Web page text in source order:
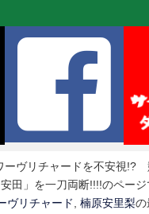
ーヴリチャードを不安視!?
田」を一刀両断!!!!のペー
ヴリチャード, 楠原安里梨の